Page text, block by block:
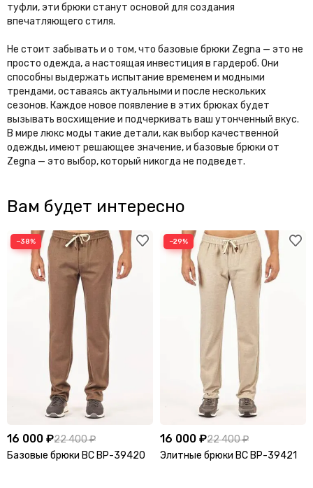
туфли, эти брюки станут основой для создания
впечатляющего стиля.
Не стоит забывать и о том, что базовые брюки Zegna — это не
просто одежда, а настоящая инвестиция в гардероб. Они
способны выдержать испытание временем и модными
трендами, оставаясь актуальными и после нескольких
сезонов. Каждое новое появление в этих брюках будет
вызывать восхищение и подчеркивать ваш утонченный вкус.
В мире люкс моды такие детали, как выбор качественной
одежды, имеют решающее значение, и базовые брюки от
Zegna — это выбор, который никогда не подведет.
Вам будет интересно
−38%
16 000 ₽22 400 ₽
Базовые брюки BC BP-39420
−29%
16 000 ₽22 400 ₽
Элитные брюки BC BP-39421